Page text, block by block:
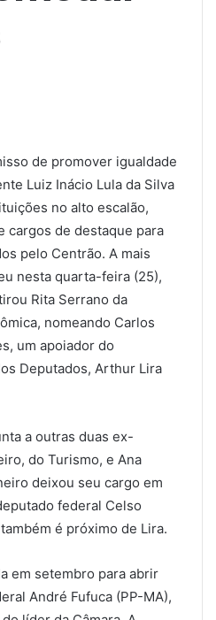
de promover igualdade
Luiz Inácio Lula da Silva
no alto escalão,
cargos de destaque para
pelo Centrão. A mais
nesta quarta-feira (25),
Rita Serrano da
nomeando Carlos
um apoiador do
Deputados, Arthur Lira
a outras duas ex-
do Turismo, e Ana
deixou seu cargo em
federal Celso
é próximo de Lira.
em setembro para abrir
André Fufuca (PP-MA),